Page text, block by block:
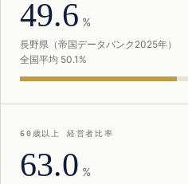
49.6 %
長野県（帝国データバンク2025年）
全国平均 50.1%
60歳以上 経営者比率
63.0 %